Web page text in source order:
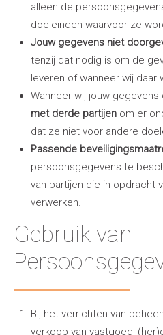
alleen de
doeleinden waarvoor ze
Jouw gegevens niet
tenzij dat nodig is om de
leveren of wanneer wij daar
Wanneer wij jouw gegevens
met derde partijen om er
dat ze niet voor andere
Passende
persoonsgegevens te
van partijen die in opdracht
verwerken.
Gebruik van
Bij het verrichten van
verkoop van vastgoed,